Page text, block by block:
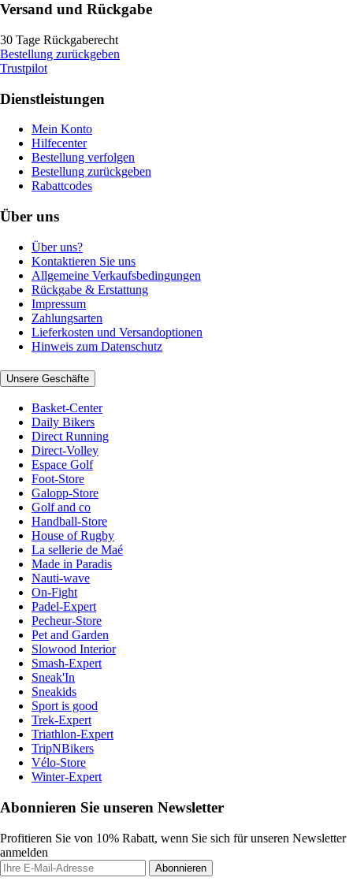
Versand und Rückgabe
30 Tage Rückgaberecht
Bestellung zurückgeben
Trustpilot
Dienstleistungen
Mein Konto
Hilfecenter
Bestellung verfolgen
Bestellung zurückgeben
Rabattcodes
Über uns
Über uns?
Kontaktieren Sie uns
Allgemeine Verkaufsbedingungen
Rückgabe & Erstattung
Impressum
Zahlungsarten
Lieferkosten und Versandoptionen
Hinweis zum Datenschutz
Unsere Geschäfte
Basket-Center
Daily Bikers
Direct Running
Direct-Volley
Espace Golf
Foot-Store
Galopp-Store
Golf and co
Handball-Store
House of Rugby
La sellerie de Maé
Made in Paradis
Nauti-wave
On-Fight
Padel-Expert
Pecheur-Store
Pet and Garden
Slowood Interior
Smash-Expert
Sneak'In
Sneakids
Sport is good
Trek-Expert
Triathlon-Expert
TripNBikers
Vélo-Store
Winter-Expert
Abonnieren Sie unseren Newsletter
Profitieren Sie von 10% Rabatt, wenn Sie sich für unseren Newsletter
anmelden
Abonnieren